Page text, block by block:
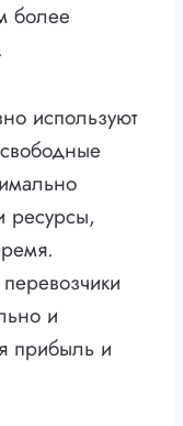
более
используют
ресурсы,
и
прибыль и